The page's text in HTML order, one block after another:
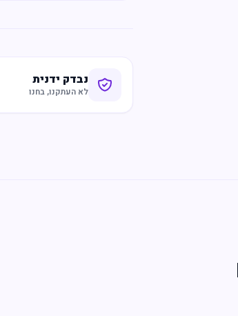
נבדק ידנית
לא העתקנו, בחנו